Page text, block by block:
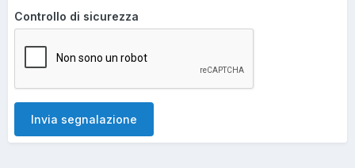
Controllo di sicurezza
Invia segnalazione